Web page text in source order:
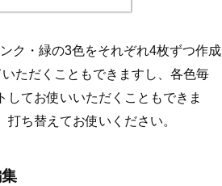
ク・緑の3色をそれぞれ4枚ずつ作成
ただくこともできますし、各色毎
てお使いいただくこともできま
ち替えてお使いください。